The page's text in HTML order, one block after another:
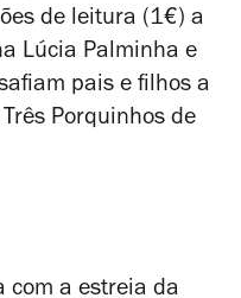
de leitura (1€) a
Lúcia Palminha e
pais e filhos a
Três Porquinhos de
com a estreia da